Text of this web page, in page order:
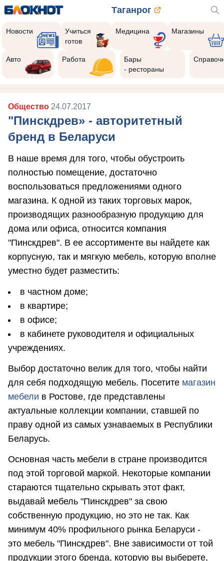
Таганрог
Новости
Учиться
готов
Медицина Магазины
Авто Работа
Бары
- рестораны
Общество 24.07.2017
"Пинскдрев» - авторитетный
бренд в Беларуси
В наше время для того, чтобы обустроить
полностью помещение, достаточно
воспользоваться предложениями одного
магазина. К одной из таких торговых марок,
производящих разнообразную продукцию для
дома или офиса, относится компания
"Пинскдрев". В ее ассортименте вы найдете как
корпусную, так и мягкую мебель, которую вполне
уместно будет разместить:
в частном доме;
в квартире;
в офисе;
в кабинете руководителя и официальных
учреждениях.
Выбор достаточно велик для того, чтобы найти
для себя подходящую мебель. Посетите магазин
мебели в Ростове, где представлены
актуальные коллекции компании, ставшей по
праву одной из самых узнаваемых в Республики
Беларусь.
Основная часть мебели в стране производится
под этой торговой маркой. Некоторые компании
стараются тщательно скрывать этот факт,
выдавай мебель "Пинскдрев" за свою
собственную продукцию, но это не так. Как
минимум 40% профильного рынка Беларуси -
это мебель "Пинскдрев". Вне зависимости от той
продукции этого бренда, которую вы выберете,